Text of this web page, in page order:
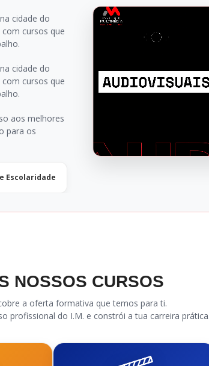
cidade do
cursos que
cidade do
cursos que
aos melhores
para os
Escolaridade
NOSSOS CURSOS
a oferta formativa que temos para ti.
profissional do I.M. e constrói a tua carreira